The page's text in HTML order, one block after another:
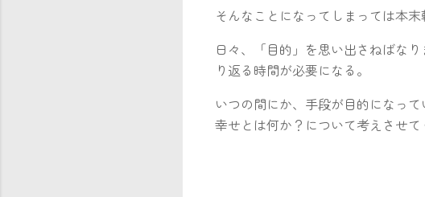
そんなことになってしまっては本末
日々、「目的」を思い出さねばな
り返る時間が必要になる。
いつの間にか、手段が目的になっ
幸せとは何か？について考えさせて